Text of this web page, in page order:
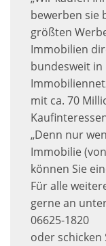
bewerben sie
größten
Immobilien
bundesweit
mit ca. 70
„Denn nur
Immobilie
können Sie
Für alle
gerne an
06625-1820
oder schicken